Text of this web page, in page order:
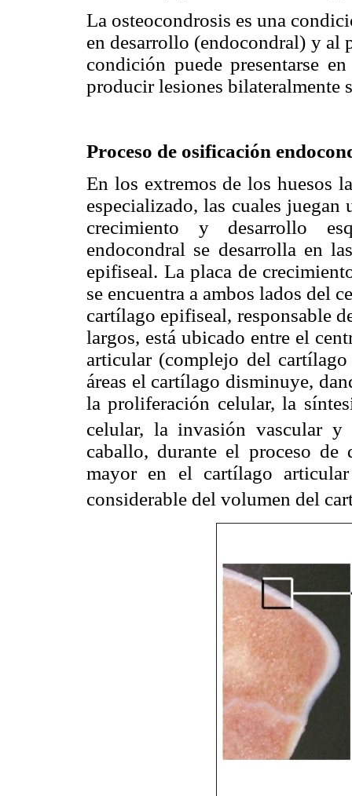
La osteocondrosis es una
en desarrollo (endocondral) y al
condición puede presentarse
producir lesiones bilateralmente
Proceso de osificación
En los extremos de los huesos
especializado, las cuales
crecimiento y desarrollo
endocondral se desarrolla en
epifiseal. La placa de
se encuentra a ambos lados del
cartílago epifiseal, responsable
largos, está ubicado entre el
articular (complejo del
áreas el cartílago disminuye,
la proliferación celular, la
celular, la invasión vascular
caballo, durante el proceso de
mayor en el cartílago
considerable del volumen del